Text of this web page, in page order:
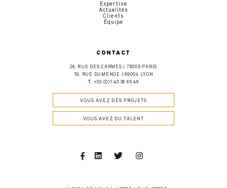
Facebook Linkedin Twitter
CONTACT
26, RUE DES CARMES | 75005 PARIS
19, RUE DUMENGE | 69004 LYON
T. +33 (0)1 43 36 65 46
VOUS AVEZ DES PROJETS
VOUS AVEZ DU TALENT
Expertise
Actualités
Clients
Équipe